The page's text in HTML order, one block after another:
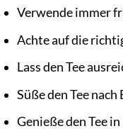
Verwende immer
Achte auf die
Lass den Tee
Süße den Tee
Genieße den Tee